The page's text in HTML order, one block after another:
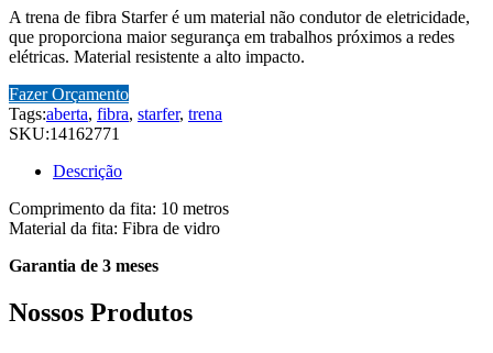
A trena de fibra Starfer é um material não condutor de eletricidade,
que proporciona maior segurança em trabalhos próximos a redes
elétricas. Material resistente a alto impacto.
Fazer Orçamento
Tags:aberta, fibra, starfer, trena
SKU:14162771
Descrição
Comprimento da fita: 10 metros
Material da fita: Fibra de vidro
Garantia de 3 meses
Nossos Produtos